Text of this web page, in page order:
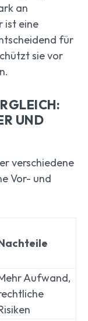
an
ist eine
für
sie vor
UND
verschiedene
Vor- und
Aufwand,